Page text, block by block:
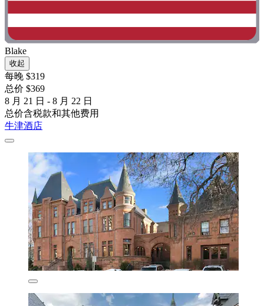
Blake
收起
每晚 $319
总价 $369
8 月 21 日 - 8 月 22 日
总价含税款和其他费用
牛津酒店